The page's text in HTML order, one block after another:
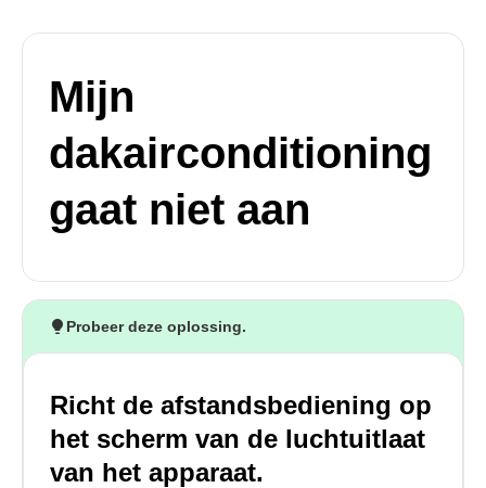
Mijn
dakairconditioning
gaat niet aan
Probeer deze oplossing.
Richt de afstandsbediening op
het scherm van de luchtuitlaat
van het apparaat.